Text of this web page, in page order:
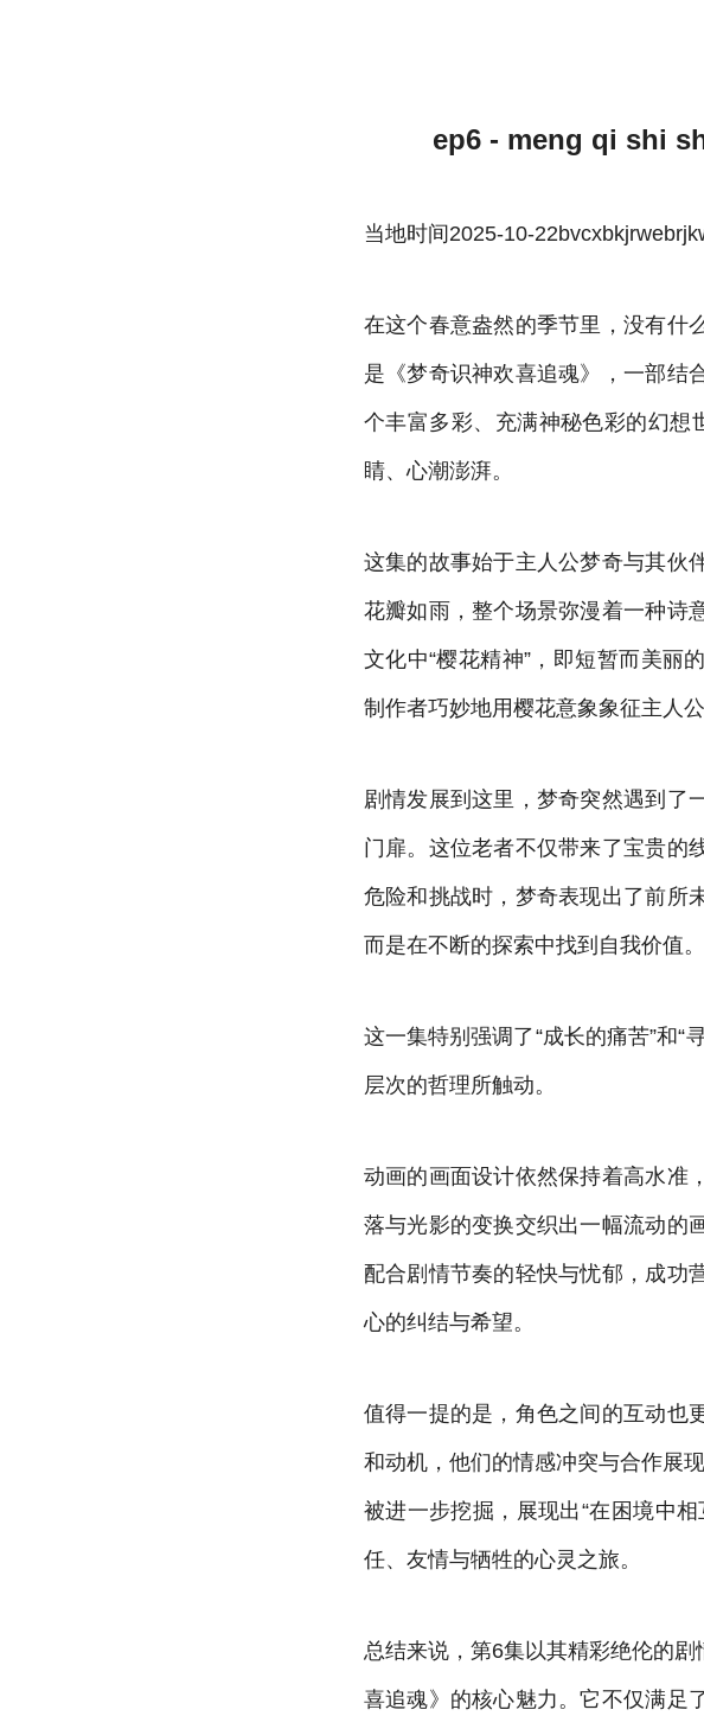
ep6 - meng qi shi
当地时间2025-10-
在这个春意盎然的季节里，没有什
是《梦奇识神欢喜追魂》，一部结
个丰富多彩、充满神秘色彩的幻想
睛、心潮澎湃。
这集的故事始于主人公梦奇与其伙
花瓣如雨，整个场景弥漫着一种诗
文化中“樱花精神”，即短暂而美丽
制作者巧妙地用樱花意象象征主人
剧情发展到这里，梦奇突然遇到了
门扉。这位老者不仅带来了宝贵的
危险和挑战时，梦奇表现出了前所
而是在不断的探索中找到自我价值。
这一集特别强调了“成长的痛苦”和“
层次的哲理所触动。
动画的画面设计依然保持着高水准
落与光影的变换交织出一幅流动的
配合剧情节奏的轻快与忧郁，成功
心的纠结与希望。
值得一提的是，角色之间的互动也
和动机，他们的情感冲突与合作展
被进一步挖掘，展现出“在困境中
任、友情与牺牲的心灵之旅。
总结来说，第6集以其精彩绝伦的
喜追魂》的核心魅力。它不仅满足